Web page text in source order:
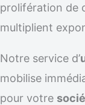
prolifération de
multiplient
Notre service d’
mobilise
pour votre